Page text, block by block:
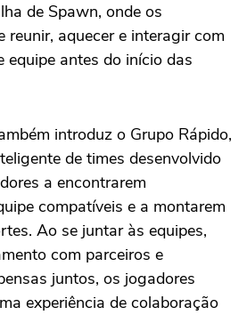
de Spawn, onde os
reunir, aquecer e interagir com
equipe antes do início das
introduz o Grupo Rápido,
de times desenvolvido
a encontrarem
compatíveis e a montarem
Ao se juntar às equipes,
com parceiros e
juntos, os jogadores
experiência de colaboração